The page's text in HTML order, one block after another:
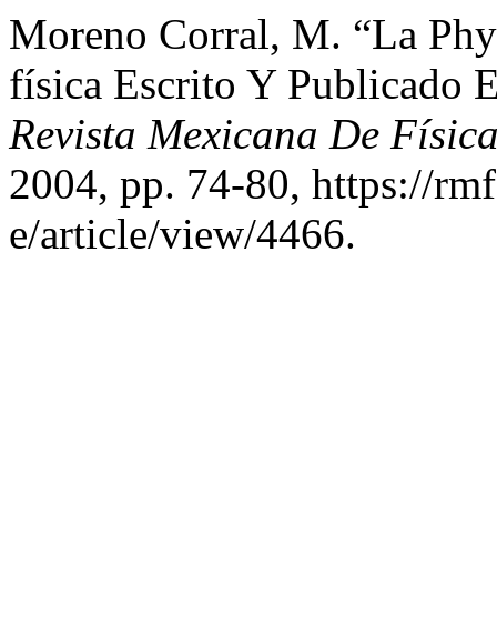
Moreno Corral, M. “La
física Escrito Y Publicado
Revista Mexicana De
2004, pp. 74-80, https://
e/article/view/4466.